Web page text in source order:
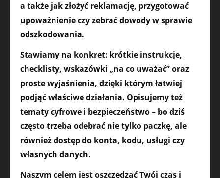
a także jak złożyć reklamację, przygotować
upoważnienie czy zebrać dowody w sprawie
odszkodowania.
Stawiamy na konkret: krótkie instrukcje,
checklisty, wskazówki „na co uważać” oraz
proste wyjaśnienia, dzięki którym łatwiej
podjąć właściwe działania. Opisujemy też
tematy cyfrowe i bezpieczeństwo – bo dziś
często trzeba odebrać nie tylko paczkę, ale
również dostęp do konta, kodu, usługi czy
własnych danych.
Naszym celem jest oszczędzać Twój czas i